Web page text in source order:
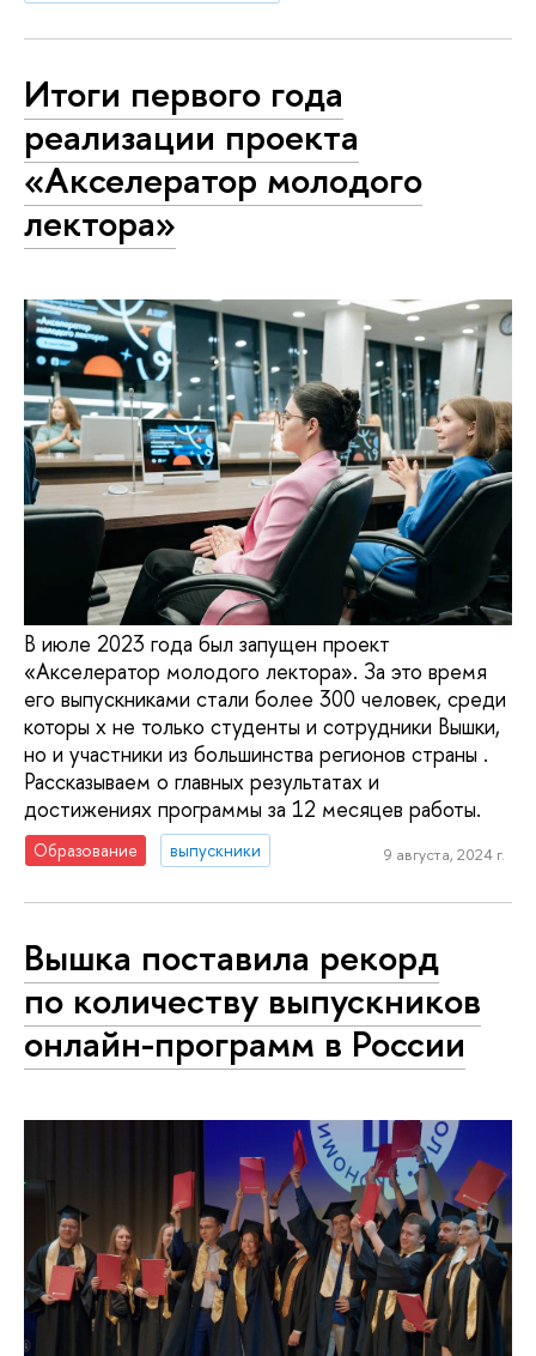
Итоги первого года
реализации проекта
«Акселератор молодого
лектора»
В июле 2023 года был запущен проект
«Акселератор молодого лектора». За это время
его выпускниками стали более 300 человек, среди
которы х не только студенты и сотрудники Вышки,
но и участники из большинства регионов страны .
Рассказываем о главных результатах и
достижениях программы за 12 месяцев работы.
Образование выпускники 9 августа, 2024 г.
Вышка поставила рекорд
по количеству выпускников
онлайн-программ в России